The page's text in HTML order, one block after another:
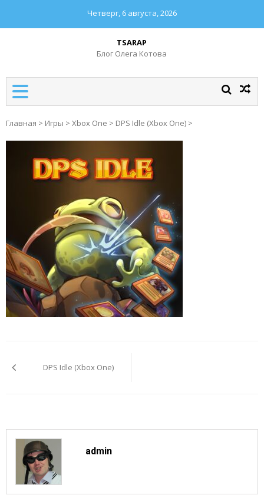
Четверг, 6 августа, 2026
TSARAP
Блог Олега Котова
Главная > Игры > Xbox One > DPS Idle (Xbox One) >
по
записямDPS Idle (Xbox One)
admin